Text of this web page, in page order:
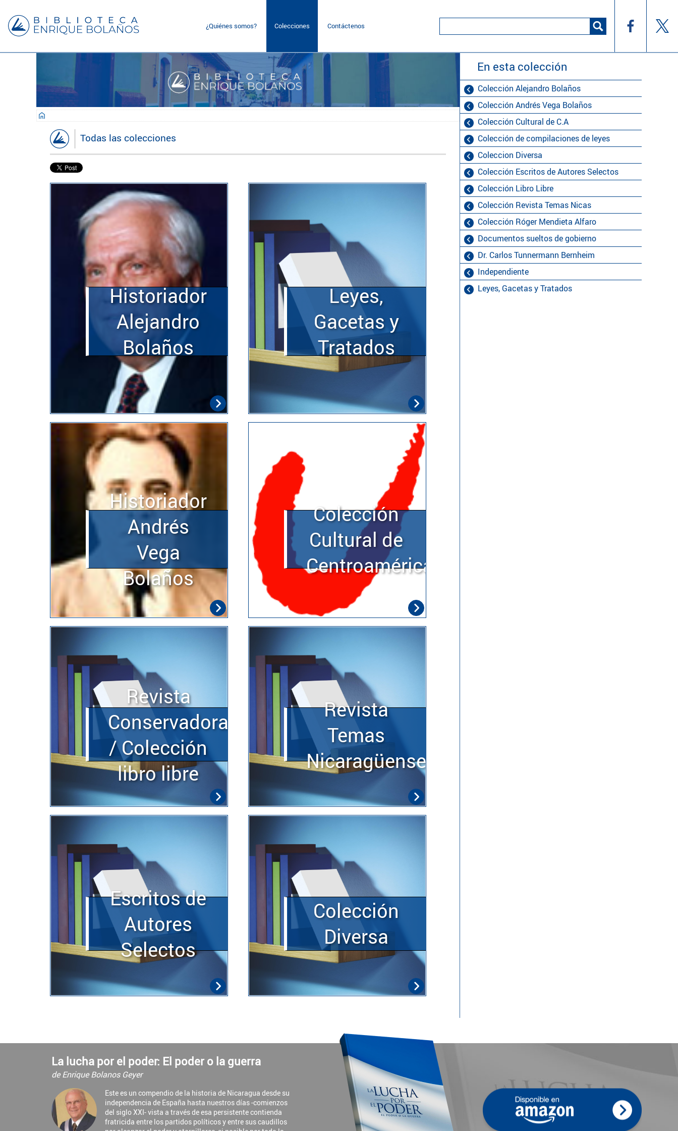
¿Quiénes somos? Colecciones Contáctenos
Todas las colecciones
Historiador
Alejandro
Bolaños
Leyes,
Gacetas y
Tratados
Historiador
Andrés
Vega
Bolaños
Colección
Cultural de
Centroamérica
Revista
Conservadora
/ Colección
libro libre
Revista
Temas
Nicaragüenses
Escritos de
Autores
Selectos
Colección
Diversa
En esta colección
Colección Alejandro Bolaños
Colección Andrés Vega Bolaños
Colección Cultural de C.A
Colección de compilaciones de leyes
Coleccion Diversa
Colección Escritos de Autores Selectos
Colección Libro Libre
Colección Revista Temas Nicas
Colección Róger Mendieta Alfaro
Documentos sueltos de gobierno
Dr. Carlos Tunnermann Bernheim
Independiente
Leyes, Gacetas y Tratados
La lucha por el poder: El poder o la guerra
de Enrique Bolanos Geyer
Este es un compendio de la historia de Nicaragua desde su
independencia de España hasta nuestros días -comienzos
del siglo XXI- vista a través de esa persistente contienda
fratricida entre los partidos políticos y entre sus caudillos